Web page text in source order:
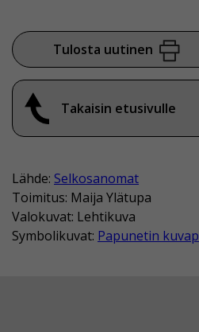
Tulosta uutinen
Takaisin etusivulle
Lähde: Selkosanomat
Toimitus: Maija Ylätupa
Valokuvat: Lehtikuva
Symbolikuvat: Papunetin